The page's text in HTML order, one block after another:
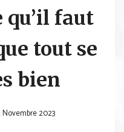
qu’il faut
tout se
bien
Novembre 2023